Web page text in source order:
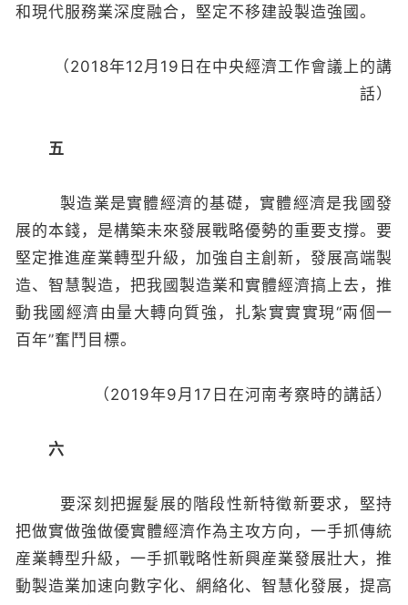
和現代服務業深度融合，堅定不移建設製造強國。
（2018年12月19日在中央經濟工作會議上的講
話）
五
製造業是實體經濟的基礎，實體經濟是我國發
展的本錢，是構築未來發展戰略優勢的重要支撐。要
堅定推進産業轉型升級，加強自主創新，發展高端製
造、智慧製造，把我國製造業和實體經濟搞上去，推
動我國經濟由量大轉向質強，扎紮實實實現“兩個一
百年”奮鬥目標。
（2019年9月17日在河南考察時的講話）
六
要深刻把握髮展的階段性新特徵新要求，堅持
把做實做強做優實體經濟作為主攻方向，一手抓傳統
産業轉型升級，一手抓戰略性新興産業發展壯大，推
動製造業加速向數字化、網絡化、智慧化發展，提高